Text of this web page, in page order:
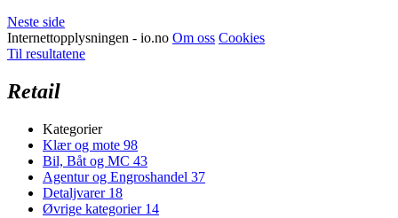
Neste side
Internettopplysningen - io.no Om oss Cookies
Til resultatene
Retail
Kategorier
Klær og mote 98
Bil, Båt og MC 43
Agentur og Engroshandel 37
Detaljvarer 18
Øvrige kategorier 14